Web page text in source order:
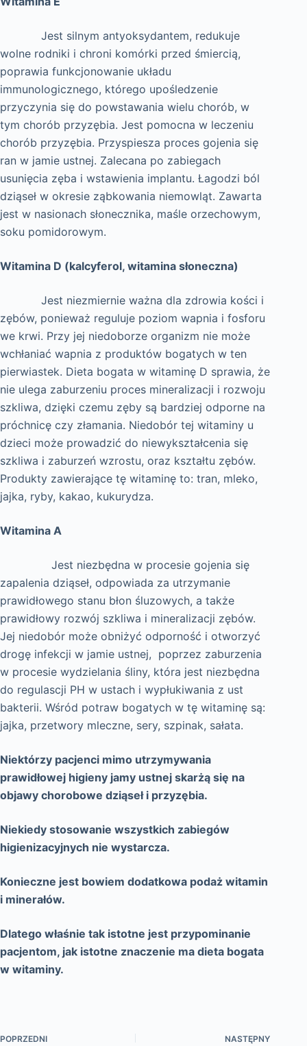
Jest silnym antyoksydantem, redukuje
wolne rodniki i chroni komórki przed śmiercią,
poprawia funkcjonowanie układu
immunologicznego, którego upośledzenie
przyczynia się do powstawania wielu chorób, w
tym chorób przyzębia. Jest pomocna w leczeniu
chorób przyzębia. Przyspiesza proces gojenia się
ran w jamie ustnej. Zalecana po zabiegach
usunięcia zęba i wstawienia implantu. Łagodzi ból
dziąseł w okresie ząbkowania niemowląt. Zawarta
jest w nasionach słonecznika, maśle orzechowym,
soku pomidorowym.
Witamina D (kalcyferol, witamina słoneczna)
Jest niezmiernie ważna dla zdrowia kości i
zębów, ponieważ reguluje poziom wapnia i fosforu
we krwi. Przy jej niedoborze organizm nie może
wchłaniać wapnia z produktów bogatych w ten
pierwiastek. Dieta bogata w witaminę D sprawia, że
nie ulega zaburzeniu proces mineralizacji i rozwoju
szkliwa, dzięki czemu zęby są bardziej odporne na
próchnicę czy złamania. Niedobór tej witaminy u
dzieci może prowadzić do niewykształcenia się
szkliwa i zaburzeń wzrostu, oraz kształtu zębów.
Produkty zawierające tę witaminę to: tran, mleko,
jajka, ryby, kakao, kukurydza.
Witamina A
Jest niezbędna w procesie gojenia się
zapalenia dziąseł, odpowiada za utrzymanie
prawidłowego stanu błon śluzowych, a także
prawidłowy rozwój szkliwa i mineralizacji zębów.
Jej niedobór może obniżyć odporność i otworzyć
drogę infekcji w jamie ustnej, poprzez zaburzenia
w procesie wydzielania śliny, która jest niezbędna
do regulascji PH w ustach i wypłukiwania z ust
bakterii. Wśród potraw bogatych w tę witaminę są:
jajka, przetwory mleczne, sery, szpinak, sałata.
Niektórzy pacjenci mimo utrzymywania
prawidłowej higieny jamy ustnej skarżą się na
objawy chorobowe dziąseł i przyzębia.
Niekiedy stosowanie wszystkich zabiegów
higienizacyjnych nie wystarcza.
Konieczne jest bowiem dodatkowa podaż witamin
i minerałów.
Dlatego właśnie tak istotne jest przypominanie
pacjentom, jak istotne znaczenie ma dieta bogata
w witaminy.
POPRZEDNI NASTĘPNY